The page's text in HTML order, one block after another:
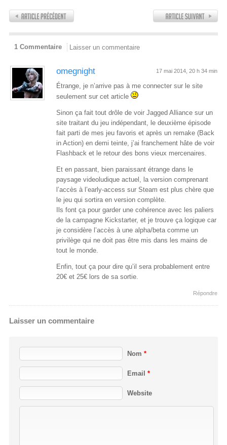
1 Commentaire Laisser un commentaire
omegnight 17 mai 2014, 20 h 34 min
Étrange, je n’arrive pas à me connecter sur le site
seulement sur cet article
Sinon ça fait tout drôle de voir Jagged Alliance sur un
site traitant du jeu indépendant, le deuxième épisode
fait parti de mes jeu favoris et après un remake (Back
in Action) en demi teinte, j’ai franchement hâte de voir
Flashback et le retour des bons vieux mercenaires.
Et en passant, bien paraissant étrange dans le
paysage videoludique actuel, la version comprenant
l’accès à l’early-access sur Steam est plus chère que
le jeu qui sortira en version complète.
Ils font ça pour garder une cohérence avec les paliers
de la campagne Kickstarter, et je trouve ça logique car
je considère l’accès à une alpha/beta comme un
privilège qui ne doit pas être mis dans les mains de
tout le monde.
Enfin, tout ça pour dire qu’il sera probablement entre
20€ et 25€ lors de sa sortie.
Répondre
Laisser un commentaire
Nom *
Email *
Website